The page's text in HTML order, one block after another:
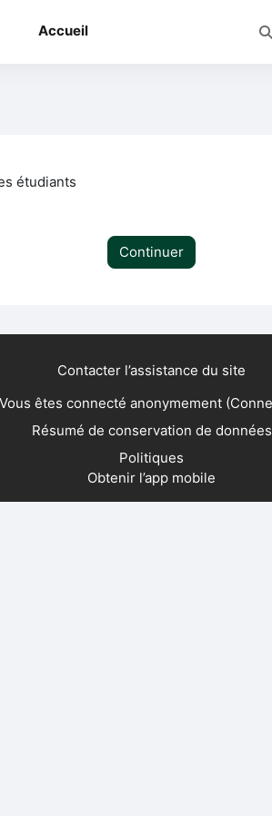
Accueil
étudiants
Continuer
Contacter l’assistance du site
Vous êtes connecté anonymement (
Résumé de conservation de données
Politiques
Obtenir l’app mobile